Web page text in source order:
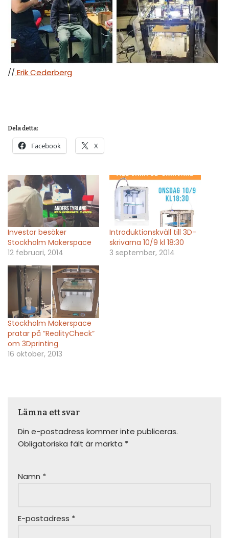
// Erik Cederberg
Dela detta:
Facebook X
Investor besöker
Stockholm Makerspace
12 februari, 2014
Introduktionskväll till 3D-
skrivarna 10/9 kl 18:30
3 september, 2014
Stockholm Makerspace
pratar på ”RealityCheck”
om 3Dprinting
16 oktober, 2013
Lämna ett svar
Din e-postadress kommer inte publiceras.
Obligatoriska fält är märkta *
Namn *
E-postadress *